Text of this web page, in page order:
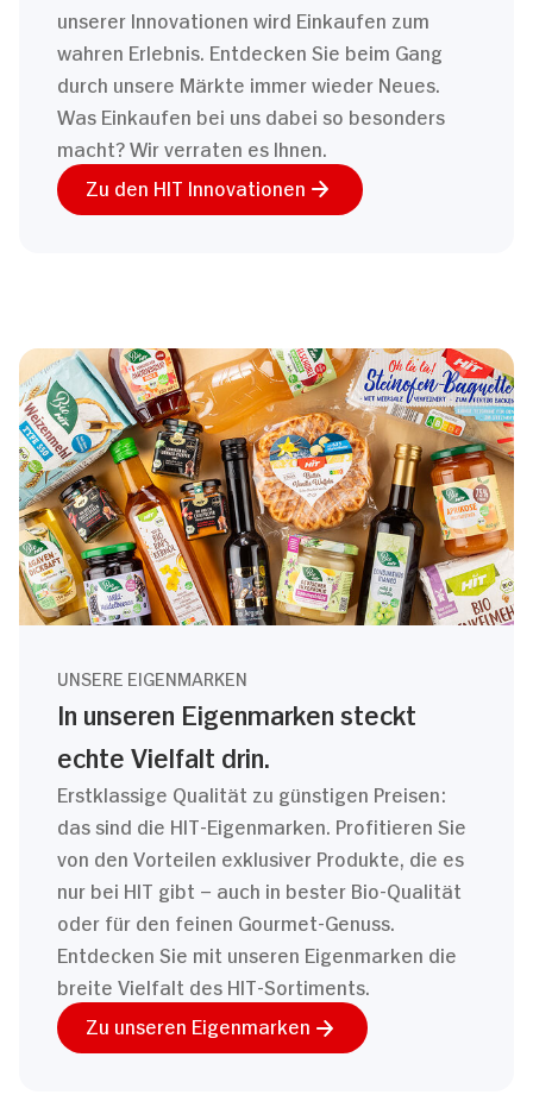
unserer Innovationen wird Einkaufen zum
wahren Erlebnis. Entdecken Sie beim Gang
durch unsere Märkte immer wieder Neues.
Was Einkaufen bei uns dabei so besonders
macht? Wir verraten es Ihnen.
Zu den HIT Innovationen
UNSERE EIGENMARKEN
In unseren Eigenmarken steckt
echte Vielfalt drin.
Erstklassige Qualität zu günstigen Preisen:
das sind die HIT-Eigenmarken. Profitieren Sie
von den Vorteilen exklusiver Produkte, die es
nur bei HIT gibt – auch in bester Bio-Qualität
oder für den feinen Gourmet-Genuss.
Entdecken Sie mit unseren Eigenmarken die
breite Vielfalt des HIT-Sortiments.
Zu unseren Eigenmarken